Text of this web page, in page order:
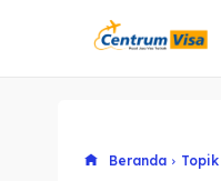
Beranda Topik